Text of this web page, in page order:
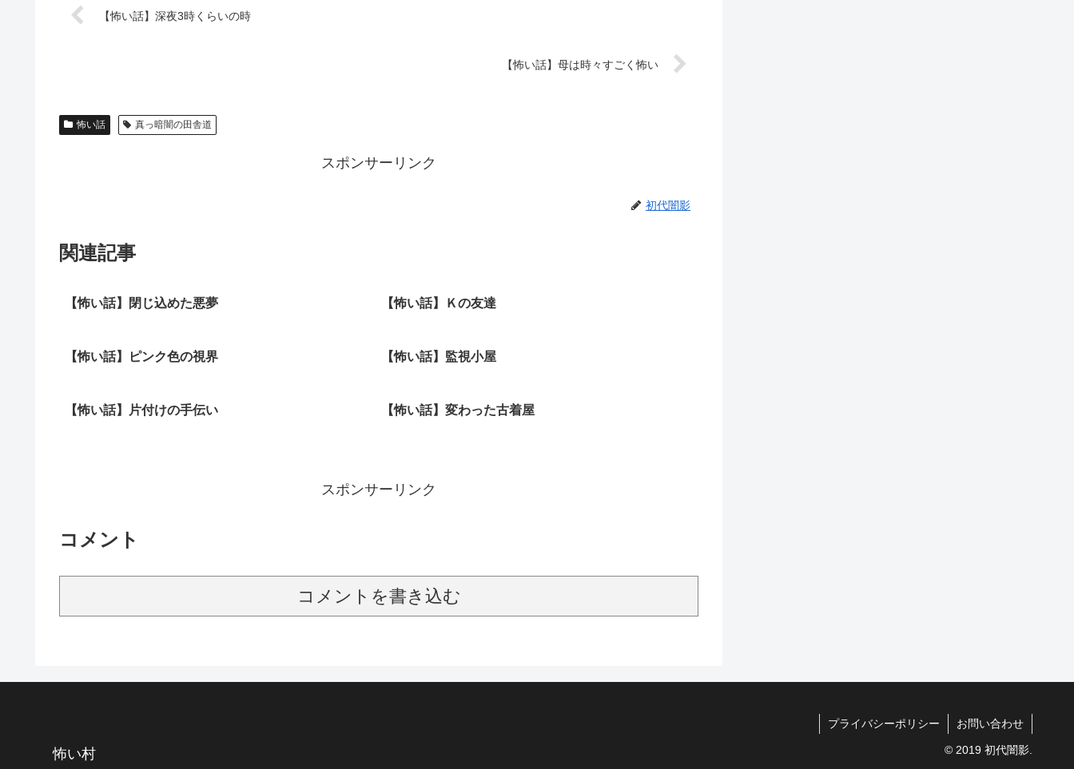
【怖い話】深夜3時くらいの時
【怖い話】母は時々すごく怖い
怖い話 真っ暗闇の田舎道
スポンサーリンク
初代闇影
関連記事
【怖い話】閉じ込めた悪夢 【怖い話】Ｋの友達
【怖い話】ピンク色の視界 【怖い話】監視小屋
【怖い話】片付けの手伝い 【怖い話】変わった古着屋
スポンサーリンク
コメント
コメントを書き込む
怖い村
プライバシーポリシー お問い合わせ
© 2019 初代闇影.